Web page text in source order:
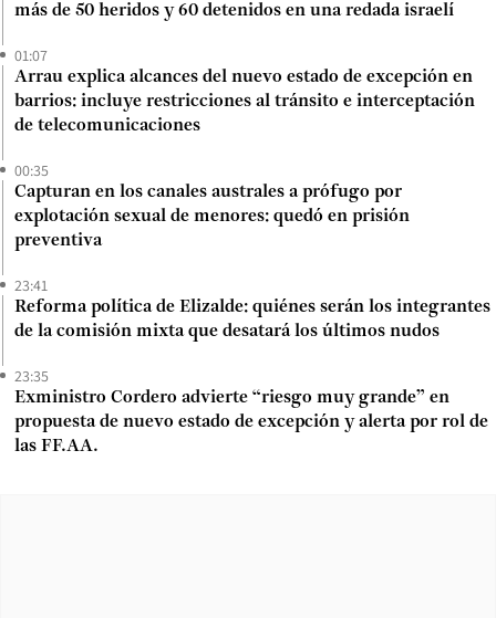
más de 50 heridos y 60 detenidos en una redada israelí
01:07
Arrau explica alcances del nuevo estado de excepción en
barrios: incluye restricciones al tránsito e interceptación
de telecomunicaciones
00:35
Capturan en los canales australes a prófugo por
explotación sexual de menores: quedó en prisión
preventiva
23:41
Reforma política de Elizalde: quiénes serán los integrantes
de la comisión mixta que desatará los últimos nudos
23:35
Exministro Cordero advierte “riesgo muy grande” en
propuesta de nuevo estado de excepción y alerta por rol de
las FF.AA.